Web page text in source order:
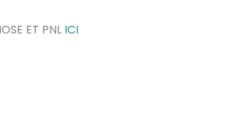
ET PNL ICI